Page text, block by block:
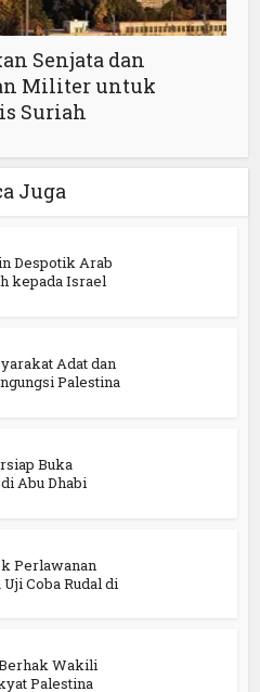
Senjata dan
Militer untuk
Suriah
Juga
Despotik Arab
kepada Israel
Adat dan
Palestina
Buka
Abu Dhabi
Perlawanan
Coba Rudal di
Wakili
Palestina